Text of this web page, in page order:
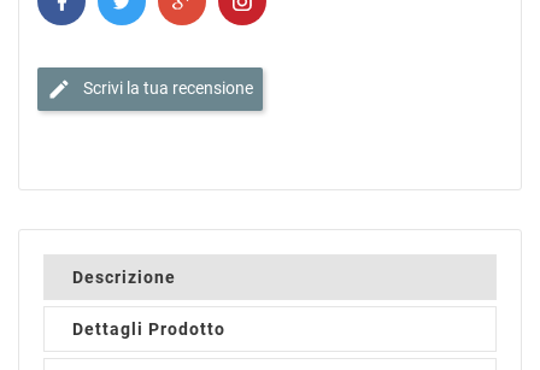
edit Scrivi la tua recensione
Descrizione
Dettagli Prodotto